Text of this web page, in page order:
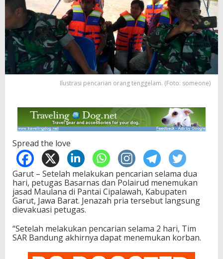
Ilustrasi pencarian orang tenggelam. (Foto: someone)
Spread the love
Garut – Setelah melakukan pencarian selama dua
hari, petugas Basarnas dan Polairud menemukan
jasad Maulana di Pantai Cipalawah, Kabupaten
Garut, Jawa Barat. Jenazah pria tersebut langsung
dievakuasi petugas.
“Setelah melakukan pencarian selama 2 hari, Tim
SAR Bandung akhirnya dapat menemukan korban.